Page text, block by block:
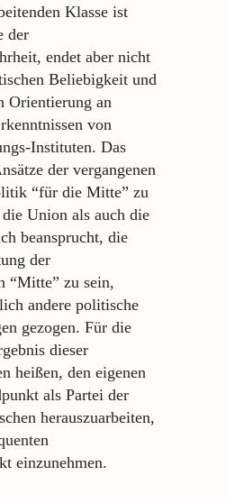
Klasse ist
der
endet aber nicht
Beliebigkeit und
Orientierung an
von
Instituten. Das
der vergangenen
“für die Mitte” zu
Union als auch die
beansprucht, die
der
“Mitte” zu sein,
andere politische
gezogen. Für die
dieser
heißen, den eigenen
als Partei der
herauszuarbeiten,
einzunehmen.